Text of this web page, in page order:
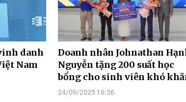
danh
Nam
Doanh nhân Johnathan
Nguyễn tặng 200 suất học
bổng cho sinh viên khó
24/09/2025 16:36